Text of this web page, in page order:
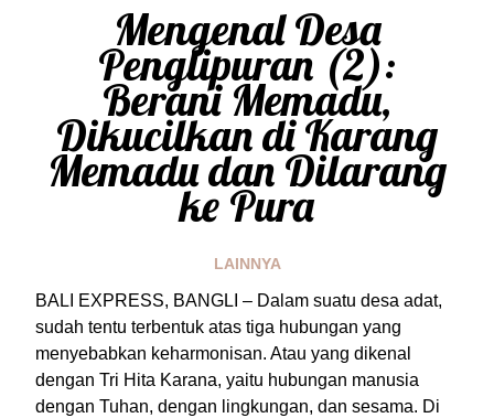
Mengenal Desa
Penglipuran (2):
Berani Memadu,
Dikucilkan di Karang
Memadu dan Dilarang
ke Pura
LAINNYA
BALI EXPRESS, BANGLI – Dalam suatu desa adat,
sudah tentu terbentuk atas tiga hubungan yang
menyebabkan keharmonisan. Atau yang dikenal
dengan Tri Hita Karana, yaitu hubungan manusia
dengan Tuhan, dengan lingkungan, dan sesama. Di